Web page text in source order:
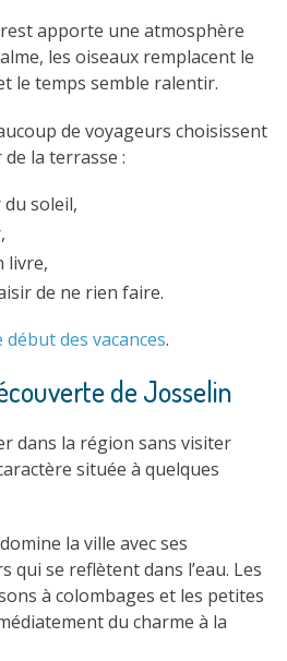
apporte une atmosphère
les oiseaux remplacent le
le temps semble ralentir.
de voyageurs choisissent
la terrasse :
soleil,
livre,
de ne rien faire.
début des vacances.
de Josselin
dans la région sans visiter
située à quelques
domine la ville avec ses
se reflètent dans l’eau. Les
à colombages et les petites
du charme à la